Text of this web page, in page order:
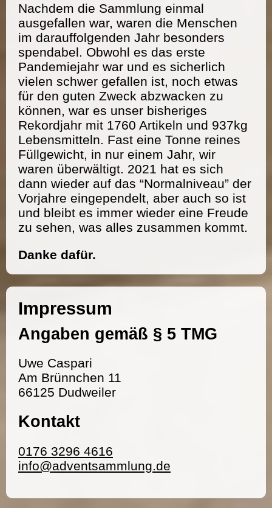
Nachdem die Sammlung einmal
ausgefallen war, waren die Menschen
im darauffolgenden Jahr besonders
spendabel. Obwohl es das erste
Pandemiejahr war und es sicherlich
vielen schwer gefallen ist, noch etwas
für den guten Zweck abzwacken zu
können, war es unser bisheriges
Rekordjahr mit 1760 Artikeln und 937kg
Lebensmitteln. Fast eine Tonne reines
Füllgewicht, in nur einem Jahr, wir
waren überwältigt. 2021 hat es sich
dann wieder auf das “Normalniveau” der
Vorjahre eingependelt, aber auch so ist
und bleibt es immer wieder eine Freude
zu sehen, was alles zusammen kommt.
Danke dafür.
Impressum
Angaben gemäß § 5 TMG
Uwe Caspari
Am Brünnchen 11
66125 Dudweiler
Kontakt
0176 3296 4616
info@adventsammlung.de